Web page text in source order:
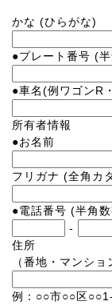
かな (ひらがな)
●プレート番号 (
●車名(例ワゴンR
所有者情報
●お名前
フリガナ (全角カ
●電話番号 (半角
-
住所
（番地・マンシ
例：○○市○○区